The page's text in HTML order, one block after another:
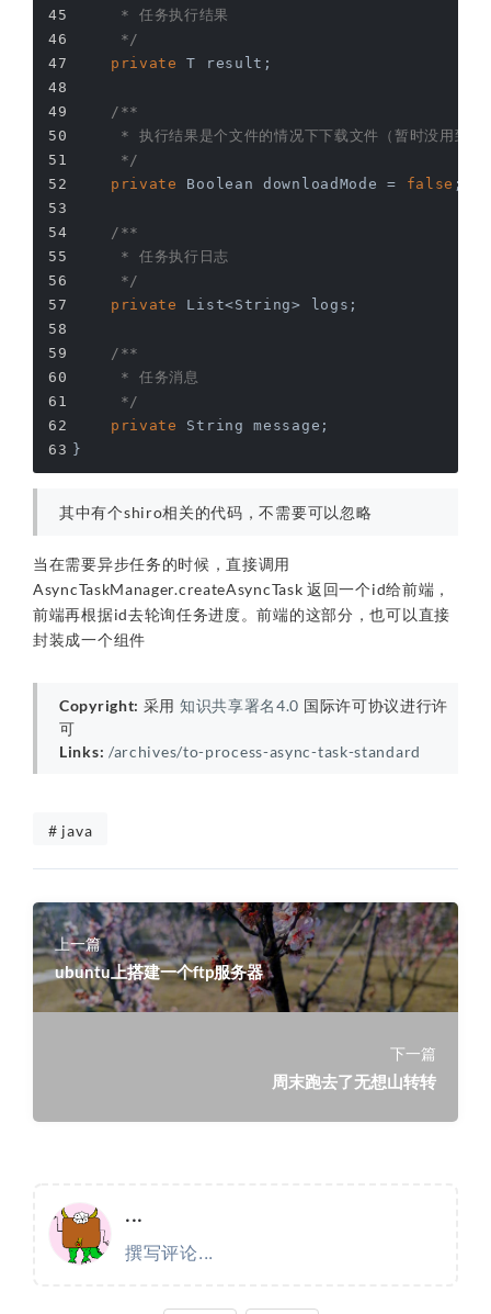
     * 任务执行结果
     */
private
T result;
/**
     * 执行结果是个文件的情况下下载文件（暂时没用到）
     */
private
Boolean downloadMode = false ;
/**
     * 任务执行日志
     */
private
List<String> logs;
/**
     * 任务消息
     */
private
String message;
}
其中有个shiro相关的代码，不需要可以忽略
当在需要异步任务的时候，直接调用
AsyncTaskManager.createAsyncTask 返回一个id给前端，
前端再根据id去轮询任务进度。前端的这部分，也可以直接
封装成一个组件
Copyright: 采用 知识共享署名4.0 国际许可协议进行许
可
Links: /archives/to-process-async-task-standard
# java
上一篇
ubuntu上搭建一个ftp服务器
下一篇
周末跑去了无想山转转